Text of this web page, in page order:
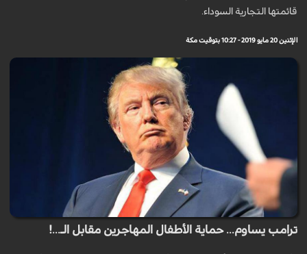
قائمتها التجارية السوداء.
الإثنين 20 مايو 2019 - 10:27 بتوقيت مكة
ترامب يساوم... حماية الأطفال المهاجرين مقابل الـ...!